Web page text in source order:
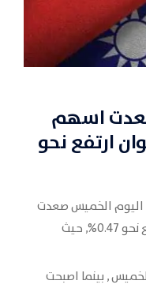
اسهم
ارتفع نحو
اليوم الخميس صعدت
اسهم تايوان, مؤشر بورصة تايوان ارتفع نحو 0.47%, حيث
, بينما اصبحت